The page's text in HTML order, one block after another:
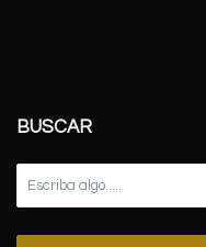
BUSCAR